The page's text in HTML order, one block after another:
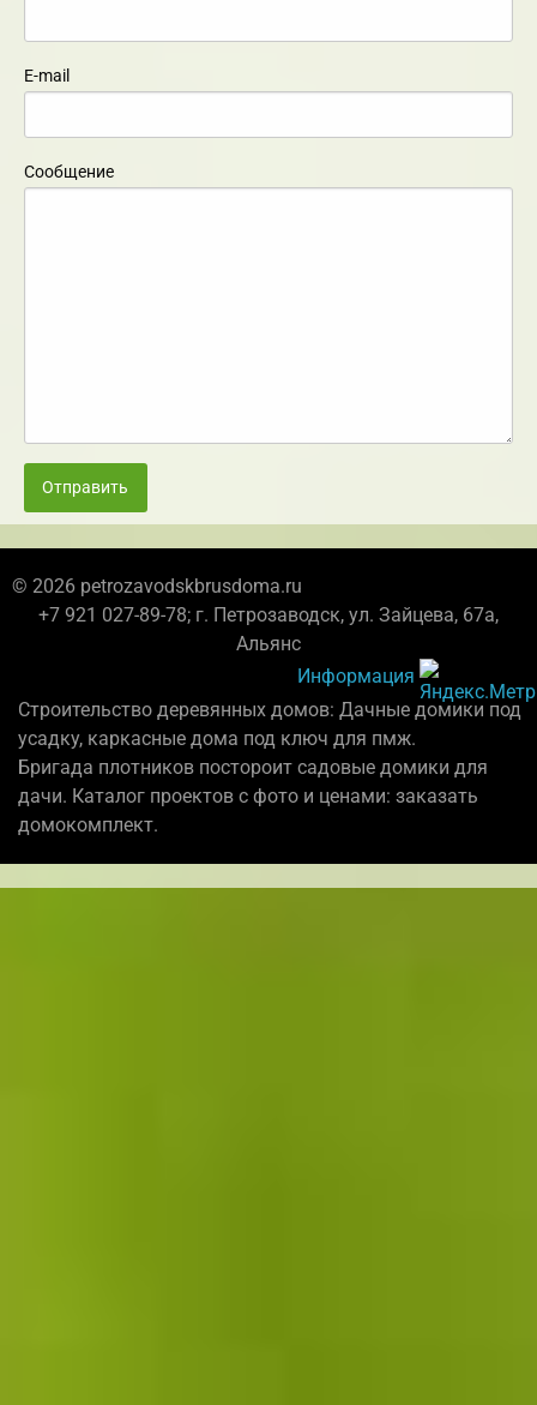
E-mail
Сообщение
Отправить
© 2026 petrozavodskbrusdoma.ru
+7 921 027-89-78; г. Петрозаводск, ул. Зайцева, 67а,
Альянс
Информация
Строительство деревянных домов: Дачные домики под
усадку, каркасные дома под ключ для пмж.
Бригада плотников постороит садовые домики для
дачи. Каталог проектов с фото и ценами: заказать
домокомплект.